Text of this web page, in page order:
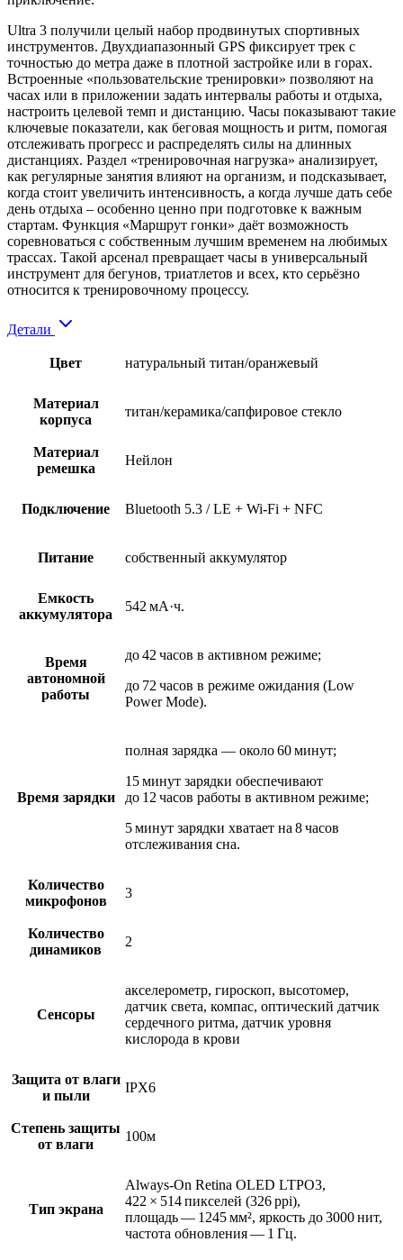
Ultra 3 получили целый набор продвинутых спортивных
инструментов. Двухдиапазонный GPS фиксирует трек с
точностью до метра даже в плотной застройке или в горах.
Встроенные «пользовательские тренировки» позволяют на
часах или в приложении задать интервалы работы и отдыха,
настроить целевой темп и дистанцию. Часы показывают такие
ключевые показатели, как беговая мощность и ритм, помогая
отслеживать прогресс и распределять силы на длинных
дистанциях. Раздел «тренировочная нагрузка» анализирует,
как регулярные занятия влияют на организм, и подсказывает,
когда стоит увеличить интенсивность, а когда лучше дать себе
день отдыха – особенно ценно при подготовке к важным
стартам. Функция «Маршрут гонки» даёт возможность
соревноваться с собственным лучшим временем на любимых
трассах. Такой арсенал превращает часы в универсальный
инструмент для бегунов, триатлетов и всех, кто серьёзно
относится к тренировочному процессу.
Детали
Цвет натуральный титан/оранжевый
Материал
корпуса
титан/керамика/сапфировое стекло
Материал
ремешка
Нейлон
Подключение Bluetooth 5.3 / LE + Wi-Fi + NFC
Питание собственный аккумулятор
Емкость
аккумулятора
542 мА·ч.
Время
автономной
работы
до 42 часов в активном режиме;
до 72 часов в режиме ожидания (Low
Power Mode).
Время зарядки
полная зарядка — около 60 минут;
15 минут зарядки обеспечивают
до 12 часов работы в активном режиме;
5 минут зарядки хватает на 8 часов
отслеживания сна.
Количество
микрофонов
3
Количество
динамиков
2
Сенсоры
акселерометр, гироскоп, высотомер,
датчик света, компас, оптический датчик
сердечного ритма, датчик уровня
кислорода в крови
Защита от влаги
и пыли
IPX6
Степень защиты
от влаги
100м
Тип экрана
Always‑On Retina OLED LTPO3,
422 × 514 пикселей (326 ppi),
площадь — 1245 мм², яркость до 3000 нит,
частота обновления — 1 Гц.